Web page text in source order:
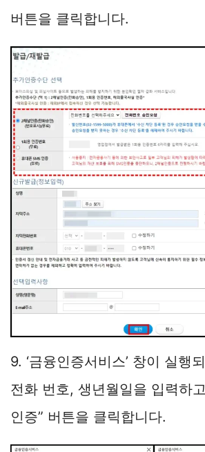
버튼을 클릭합니다.
9. ‘금융인증서비스’ 창이 실행
전화 번호, 생년월일을 입력하
인증” 버튼을 클릭합니다.